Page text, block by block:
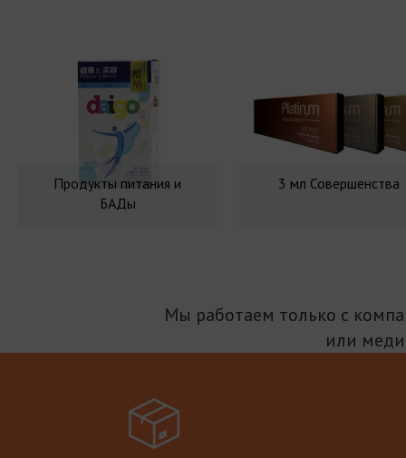
Продукты питания и
БАДы
3 мл Совершенства
Мы работаем только с
или